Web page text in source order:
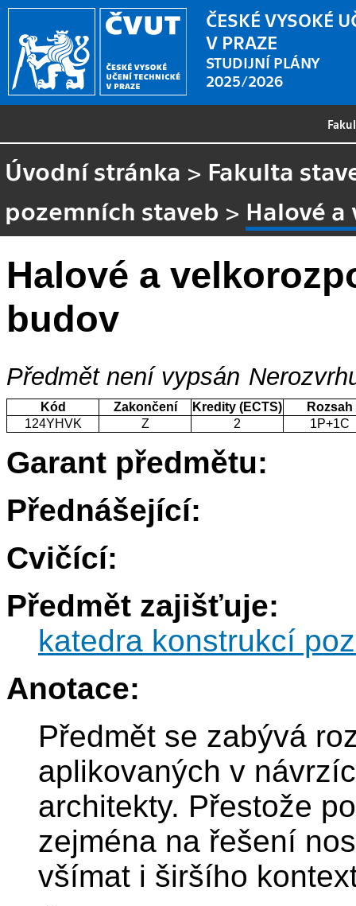
ČESKÉ VYSOKÉ
V PRAZE
STUDIJNÍ PLÁNY
2025/2026
Úvodní stránka > Fakulta
pozemních staveb > Halové
Halové a
budov
Předmět není vypsán
Kód Zakončení Kredity (ECTS)
Rozsah
124YHVK
Z 2 1P+1C
Garant předmětu:
Přednášející:
Cvičící:
Předmět zajišťuje:
katedra konstrukcí
Anotace:
Předmět se zabývá
aplikovaných v
architekty. Přestože
zejména na řešení
všímat i širšího